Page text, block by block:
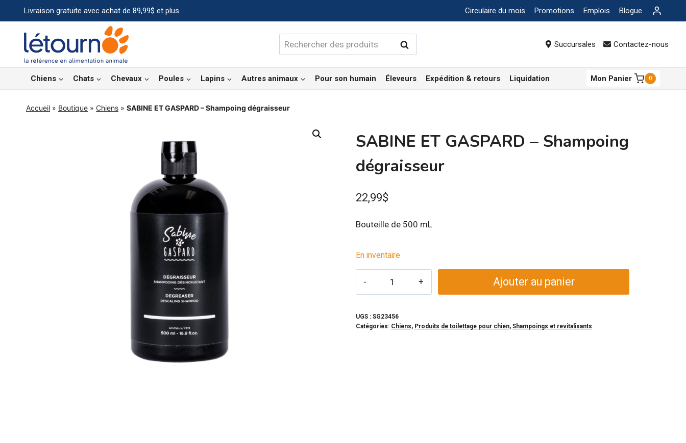
au
contenu
Livraison gratuite avec achat de 89,99$ et plus Circulaire du mois Promotions Emplois Blogue
Rechercher : Rechercher Succursales Contactez-nous
Chiens Chats Chevaux Poules Lapins Autres animaux Pour son humain Éleveurs Expédition & retours Liquidation Mon Panier 0
Accueil » Boutique » Chiens » SABINE ET GASPARD – Shampoing dégraisseur
SABINE ET GASPARD – Shampoing
dégraisseur
22,99$
Bouteille de 500 mL
En inventaire
ET
GASPARD
Ajouter au panier
UGS : SG23456
Catégories: Chiens, Produits de toilettage pour chien, Shampoings et revitalisants